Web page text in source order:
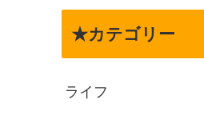
★カテゴリー
ライフ